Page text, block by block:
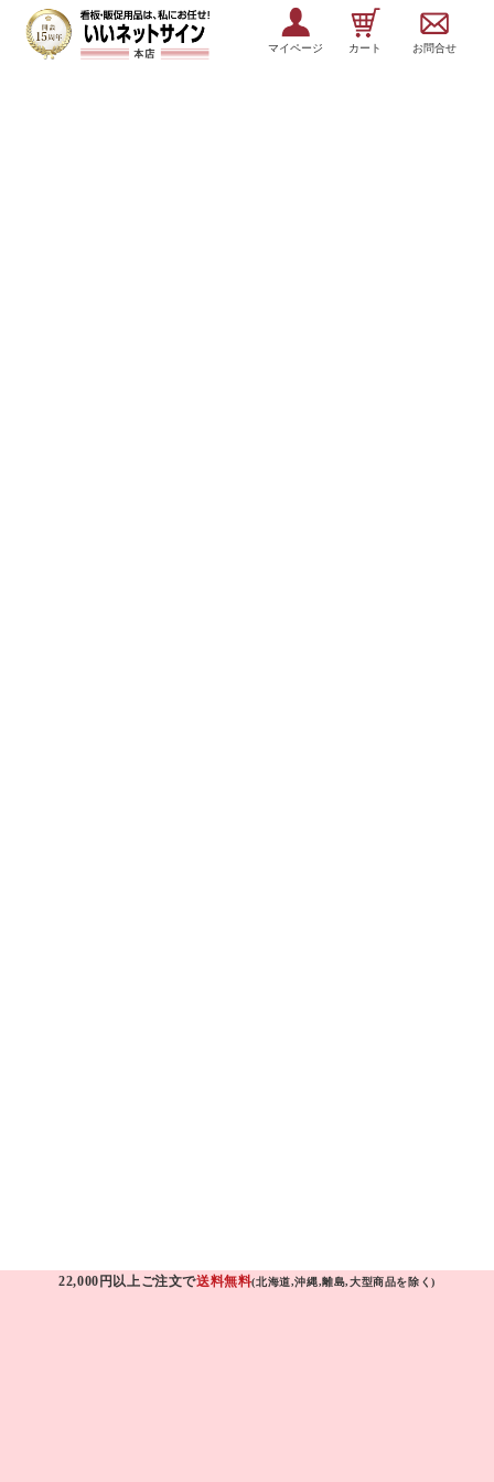
マイページ カート お問合せ
22,000円以上ご注文で送料無料(北海道,沖縄,離島,大型商品を除く)